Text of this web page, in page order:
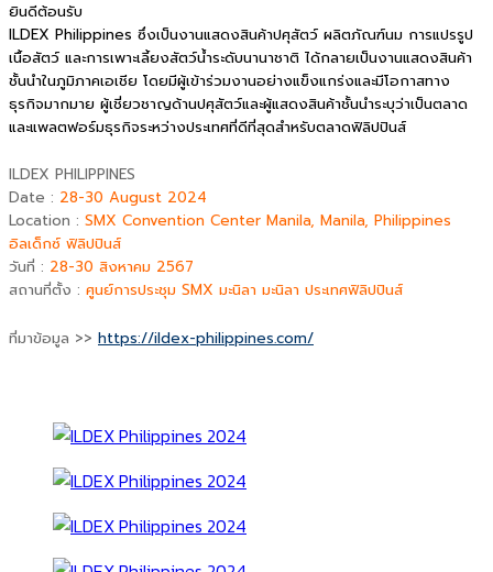
ยินดีต้อนรับ
ILDEX Philippines ซึ่งเป็นงานแสดงสินค้าปศุสัตว์ ผลิตภัณฑ์นม การแปรรูป
เนื้อสัตว์ และการเพาะเลี้ยงสัตว์น้ำระดับนานาชาติ ได้กลายเป็นงานแสดงสินค้า
ชั้นนำในภูมิภาคเอเชีย โดยมีผู้เข้าร่วมงานอย่างแข็งแกร่งและมีโอกาสทาง
ธุรกิจมากมาย ผู้เชี่ยวชาญด้านปศุสัตว์และผู้แสดงสินค้าชั้นนำระบุว่าเป็นตลาด
และแพลตฟอร์มธุรกิจระหว่างประเทศที่ดีที่สุดสำหรับตลาดฟิลิปปินส์
ILDEX PHILIPPINES
Date : 28-30 August 2024
Location : SMX Convention Center Manila, Manila, Philippines
อิลเด็กซ์ ฟิลิปปินส์
วันที่ : 28-30 สิงหาคม 2567
สถานที่ตั้ง : ศูนย์การประชุม SMX มะนิลา มะนิลา ประเทศฟิลิปปินส์
ที่มาข้อมูล >> https://ildex-philippines.com/